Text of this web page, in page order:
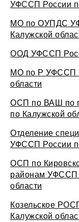
УФССП России
МО по ОУПДС
Калужской
ООД УФССП
МО по Р УФССП
области
ОСП по ВАШ по
по Калужской
Отделение
УФССП России
ОСП по
районам УФССП
области
Козельское
Калужской